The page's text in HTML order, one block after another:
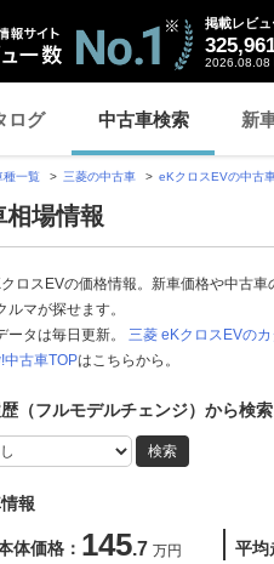
掲載レビュ
2026.08.08
ログ 中古車検索 新
種一覧 三菱の中古車 eKクロスEVの中古
相場情報
ロスEVの価格情報。新車価格や中古
ルマが探せます。
ータは毎日更新。 三菱 eKクロスEVの
中古車TOPはこちらから。
（フルモデルチェンジ）から検索
報
体価格： 145.7 万円 平均